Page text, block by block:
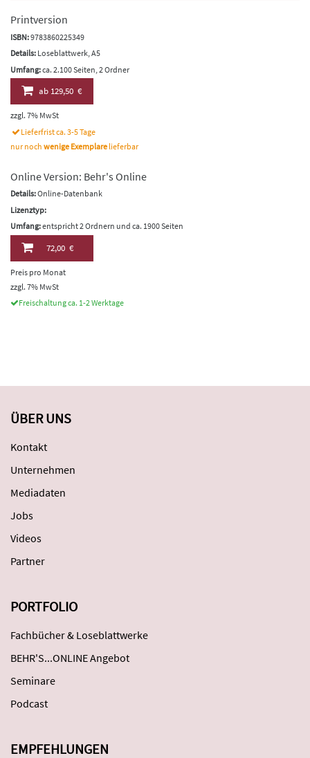
Printversion
ISBN:9783860225349
Details: Loseblattwerk, A5
Umfang:ca. 2.100 Seiten, 2 Ordner
ab129,50 €
zzgl. 7% MwSt
Lieferfrist ca. 3-5 Tage
nur noch wenige Exemplare lieferbar
Online Version: Behr's Online
Details:Online-Datenbank
Lizenztyp:
Umfang:entspricht 2 Ordnern und ca. 1900 Seiten
72,00 €
Preis pro Monat
zzgl. 7% MwSt
Freischaltung ca. 1-2 Werktage
ÜBER UNS
Kontakt
Unternehmen
Mediadaten
Jobs
Videos
Partner
PORTFOLIO
Fachbücher & Loseblattwerke
BEHR'S...ONLINE Angebot
Seminare
Podcast
EMPFEHLUNGEN